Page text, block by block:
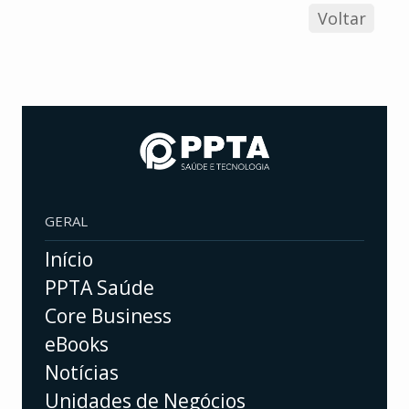
Voltar
GERAL
Início
PPTA Saúde
Core Business
eBooks
Notícias
Unidades de Negócios